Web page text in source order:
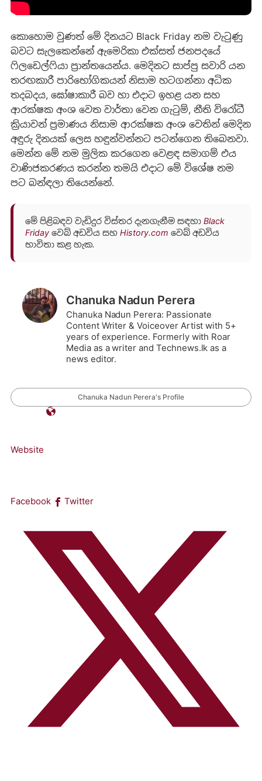
කොහොම වුණත් මේ දිනයට Black Friday නම වැටුණු
බවට සැලකෙන්නේ ඇමෙරිකා එක්සත් ජනපදයේ
ෆිලඩෙල්ෆියා ප්‍රාන්තයෙන්ය. මෙදිනට සාප්පු සවාරි යන
තරඟකාරී පාරිභෝගිකයන් නිසාම හටගන්නා අධික
තදබදය, ඝෝෂාකාරී බව හා එදාට ඉහළ යන සහ
ආරක්ෂක අංශ වෙත වාර්තා වෙන ගැටුම්, නීති විරෝධී
ක්‍රියාවන් ප්‍රමාණය නිසාම ආරක්ෂක අංශ වෙතින් මෙදින
අඳුරු දිනයක් ලෙස හඳුන්වන්නට පටන්ගෙන තිබෙනවා.
මෙන්න මේ නම මුලික කරගෙන වෙළඳ සමාගම් එය
වාණිජකරණය කරන්න තමයි එදාට මේ විශේෂ නම
පට බන්ඳලා තියෙන්නේ.
මේ පිළිබඳව වැඩිදුර විස්තර දැනගැනීම සඳහා Black
Fridayවෙබ් අඩවිය සහ History.com වෙබ් අඩවිය
භාවිතා කළ හැක.
Chanuka Nadun Perera
Chanuka Nadun Perera: Passionate
Content Writer & Voiceover Artist with 5+
years of experience. Formerly with Roar
Media as a writer and Technews.lk as a
news editor.
Chanuka Nadun Perera's Profile
Website
Facebook Twitter